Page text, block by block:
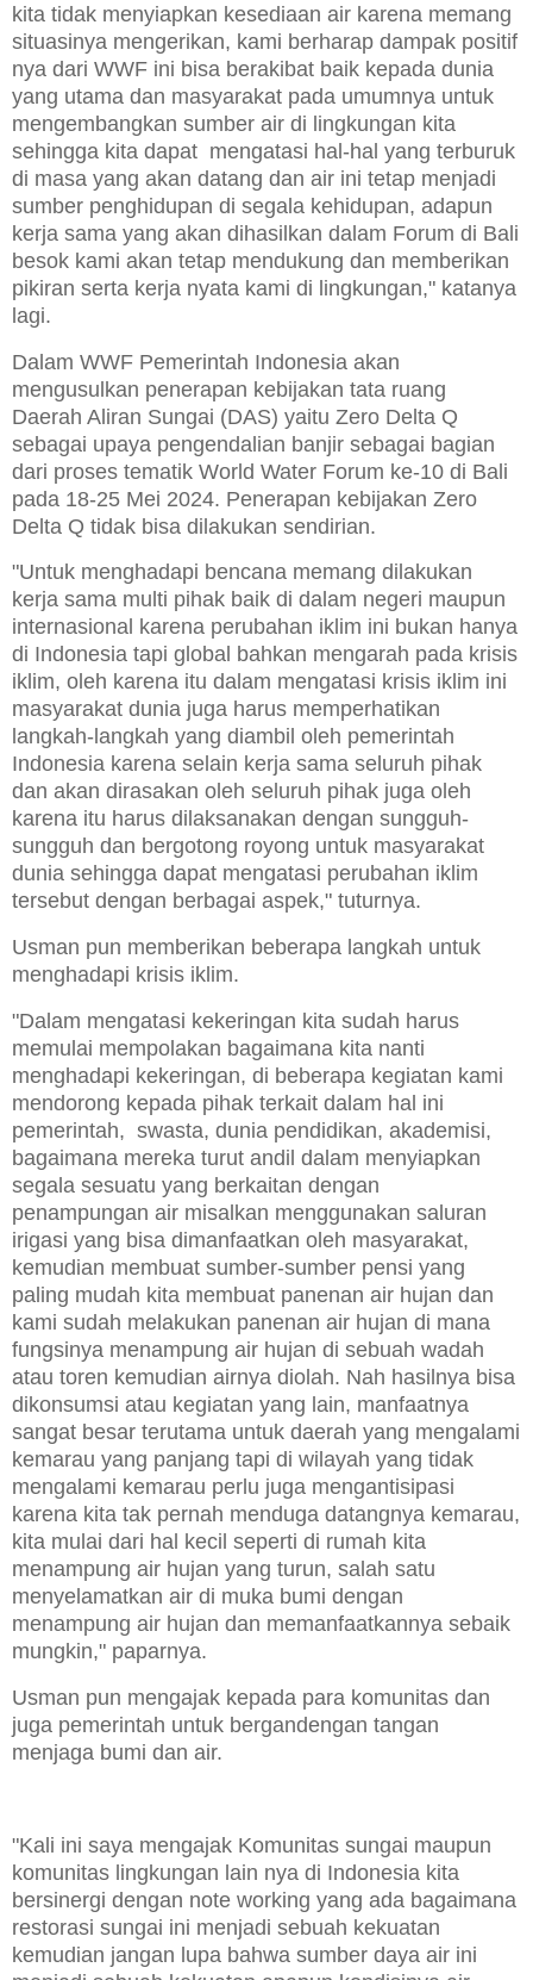
kita tidak menyiapkan kesediaan air karena memang
situasinya mengerikan, kami berharap dampak positif
nya dari WWF ini bisa berakibat baik kepada dunia
yang utama dan masyarakat pada umumnya untuk
mengembangkan sumber air di lingkungan kita
sehingga kita dapat mengatasi hal-hal yang terburuk
di masa yang akan datang dan air ini tetap menjadi
sumber penghidupan di segala kehidupan, adapun
kerja sama yang akan dihasilkan dalam Forum di Bali
besok kami akan tetap mendukung dan memberikan
pikiran serta kerja nyata kami di lingkungan," katanya
lagi.
Dalam WWF Pemerintah Indonesia akan
mengusulkan penerapan kebijakan tata ruang
Daerah Aliran Sungai (DAS) yaitu Zero Delta Q
sebagai upaya pengendalian banjir sebagai bagian
dari proses tematik World Water Forum ke-10 di Bali
pada 18-25 Mei 2024. Penerapan kebijakan Zero
Delta Q tidak bisa dilakukan sendirian.
"Untuk menghadapi bencana memang dilakukan
kerja sama multi pihak baik di dalam negeri maupun
internasional karena perubahan iklim ini bukan hanya
di Indonesia tapi global bahkan mengarah pada krisis
iklim, oleh karena itu dalam mengatasi krisis iklim ini
masyarakat dunia juga harus memperhatikan
langkah-langkah yang diambil oleh pemerintah
Indonesia karena selain kerja sama seluruh pihak
dan akan dirasakan oleh seluruh pihak juga oleh
karena itu harus dilaksanakan dengan sungguh-
sungguh dan bergotong royong untuk masyarakat
dunia sehingga dapat mengatasi perubahan iklim
tersebut dengan berbagai aspek," tuturnya.
Usman pun memberikan beberapa langkah untuk
menghadapi krisis iklim.
"Dalam mengatasi kekeringan kita sudah harus
memulai mempolakan bagaimana kita nanti
menghadapi kekeringan, di beberapa kegiatan kami
mendorong kepada pihak terkait dalam hal ini
pemerintah, swasta, dunia pendidikan, akademisi,
bagaimana mereka turut andil dalam menyiapkan
segala sesuatu yang berkaitan dengan
penampungan air misalkan menggunakan saluran
irigasi yang bisa dimanfaatkan oleh masyarakat,
kemudian membuat sumber-sumber pensi yang
paling mudah kita membuat panenan air hujan dan
kami sudah melakukan panenan air hujan di mana
fungsinya menampung air hujan di sebuah wadah
atau toren kemudian airnya diolah. Nah hasilnya bisa
dikonsumsi atau kegiatan yang lain, manfaatnya
sangat besar terutama untuk daerah yang mengalami
kemarau yang panjang tapi di wilayah yang tidak
mengalami kemarau perlu juga mengantisipasi
karena kita tak pernah menduga datangnya kemarau,
kita mulai dari hal kecil seperti di rumah kita
menampung air hujan yang turun, salah satu
menyelamatkan air di muka bumi dengan
menampung air hujan dan memanfaatkannya sebaik
mungkin," paparnya.
Usman pun mengajak kepada para komunitas dan
juga pemerintah untuk bergandengan tangan
menjaga bumi dan air.
"Kali ini saya mengajak Komunitas sungai maupun
komunitas lingkungan lain nya di Indonesia kita
bersinergi dengan note working yang ada bagaimana
restorasi sungai ini menjadi sebuah kekuatan
kemudian jangan lupa bahwa sumber daya air ini